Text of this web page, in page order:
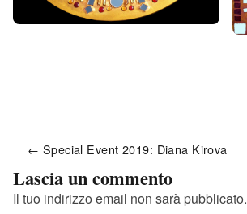
← Special Event 2019: Diana Kirova
Lascia un commento
Il tuo indirizzo email non sarà pubblicato.